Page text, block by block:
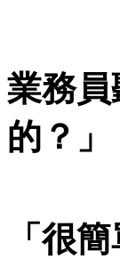
業務
的？」
「很